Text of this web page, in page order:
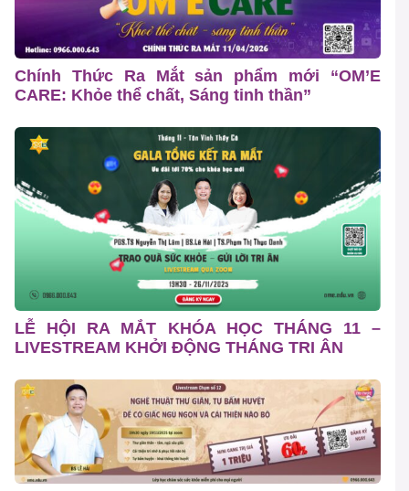
Chính Thức Ra Mắt sản phẩm mới “OM’E
CARE: Khỏe thể chất, Sáng tinh thần”
LỄ HỘI RA MẮT KHÓA HỌC THÁNG 11 –
LIVESTREAM KHỞI ĐỘNG THÁNG TRI ÂN